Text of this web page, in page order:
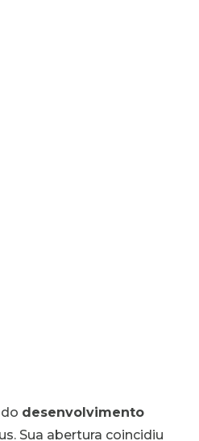
desenvolvimento
Sua abertura coincidiu